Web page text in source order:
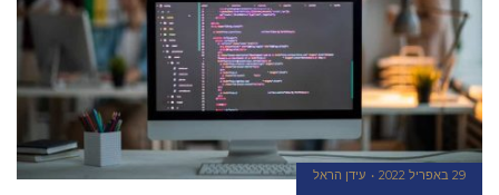
29 באפריל 2022 עידן הראל